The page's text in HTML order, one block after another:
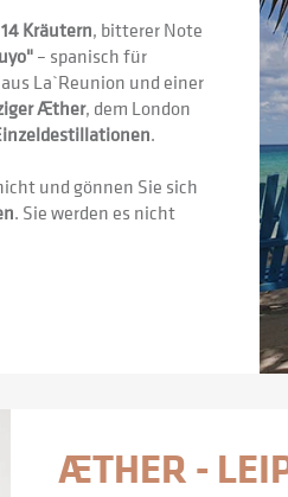
Kräutern, bitterer Note
– spanisch für
aus La`Reunion und einer
Æther, dem London
.
und gönnen Sie sich
. Sie werden es nicht
ÆTHER -